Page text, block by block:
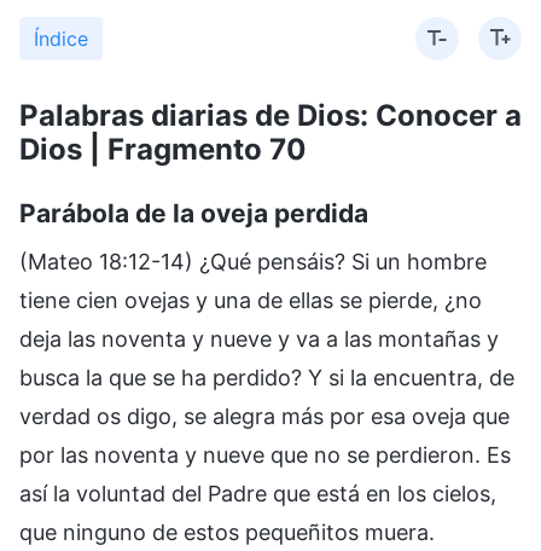
Índice
Palabras diarias de Dios: Conocer a
Dios | Fragmento 70
Parábola de la oveja perdida
(Mateo 18:12-14) ¿Qué pensáis? Si un hombre
tiene cien ovejas y una de ellas se pierde, ¿no
deja las noventa y nueve y va a las montañas y
busca la que se ha perdido? Y si la encuentra, de
verdad os digo, se alegra más por esa oveja que
por las noventa y nueve que no se perdieron. Es
así la voluntad del Padre que está en los cielos,
que ninguno de estos pequeñitos muera.